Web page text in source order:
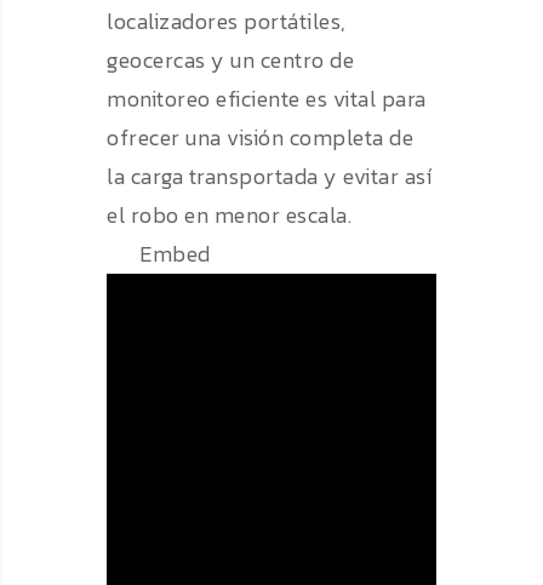
localizadores portátiles,
geocercas y un centro de
monitoreo eficiente es vital para
ofrecer una visión completa de
la carga transportada y evitar así
el robo en menor escala.
Embed